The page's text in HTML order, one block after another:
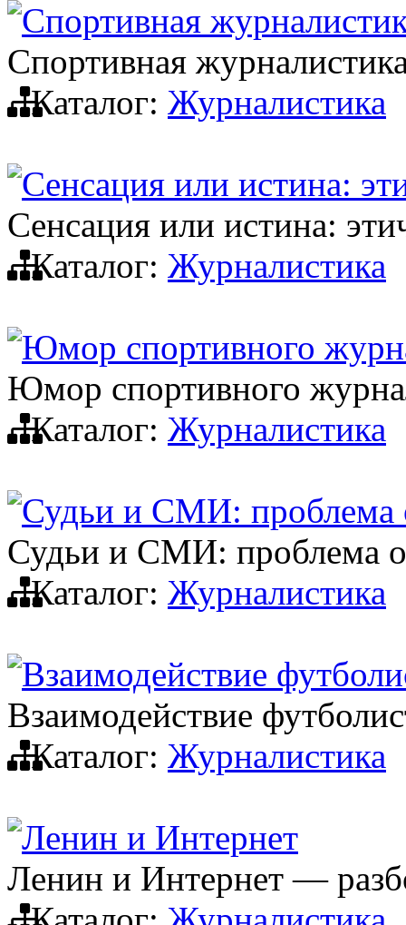
Спортивная
Спортивная
Каталог: Журналистика
Сенсация или истина:
Сенсация или истина:
Каталог: Журналистика
Юмор спортивного
Юмор спортивного
Каталог: Журналистика
Судьи и СМИ: проблема
Судьи и СМИ: проблема
Каталог: Журналистика
Взаимодействие
Взаимодействие
Каталог: Журналистика
Ленин и Интернет
Ленин и Интернет —